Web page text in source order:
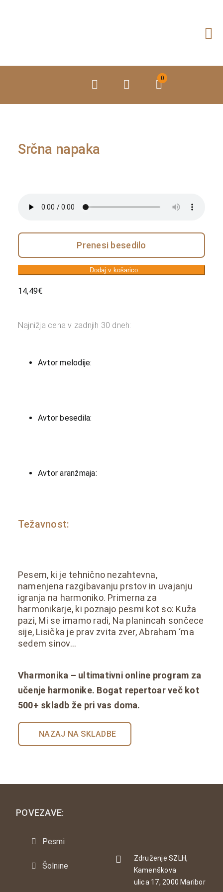
0
Srčna napaka
Prenesi besedilo
Dodaj v košarico
14,49€
Najnižja cena v zadnjih 30 dneh:
Avtor melodije:
Avtor besedila:
Avtor aranžmaja:
Težavnost:
Pesem, ki je tehnično nezahtevna,
namenjena razgibavanju prstov in uvajanju
igranja na harmoniko. Primerna za
harmonikarje, ki poznajo pesmi kot so: Kuža
pazi, Mi se imamo radi, Na planincah sončece
sije, Lisička je prav zvita zver, Abraham ‘ma
sedem sinov…
Vharmonika – ultimativni online program za
učenje harmonike. Bogat repertoar več kot
500+ skladb že pri vas doma.
NAZAJ NA SKLADBE
Združenje SZLH,
Kamenškova
ulica 17, 2000 Maribor
POVEZAVE:
Pesmi
Šolnine